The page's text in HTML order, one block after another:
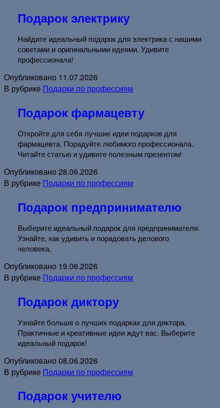
Подарок электрику
Найдите идеальный подарок для электрика с нашими
советами и оригинальными идеями. Удивите
профессионала!
Опубликовано 11.07.2026
В рубрике Подарки по профессиям
Подарок фармацевту
Откройте для себя лучшие идеи подарков для
фармацевта. Порадуйте любимого профессионала.
Читайте статью и удивите полезным презентом!
Опубликовано28.06.2026
В рубрике Подарки по профессиям
Подарок предпринимателю
Выберите идеальный подарок для предпринимателя.
Узнайте, как удивить и порадовать делового
человека.
Опубликовано 19.06.2026
В рубрике Подарки по профессиям
Подарок диктору
Узнайте больше о лучших подарках для диктора.
Практичные и креативные идеи ждут вас. Выберите
идеальный подарок!
Опубликовано08.06.2026
В рубрике Подарки по профессиям
Подарок учителю